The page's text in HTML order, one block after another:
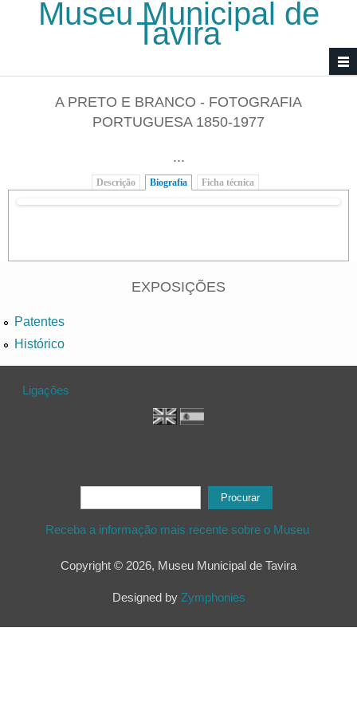
Passar para o conteúdo principal
Museu Municipal de
Tavira
A PRETO E BRANCO - FOTOGRAFIA
PORTUGUESA 1850-1977
...
Descrição Biografia (separador ativo)
Ficha técnica
EXPOSIÇÕES
Patentes
Histórico
Ligações
Formulário de procura
Receba a informação mais recente sobre o Museu
Copyright © 2026, Museu Municipal de Tavira
Designed by Zymphonies